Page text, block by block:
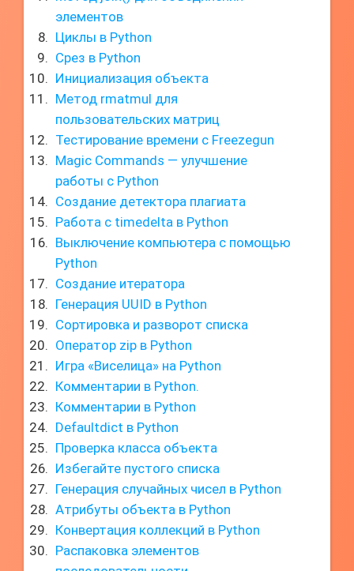
элементов
Циклы в Python
Срез в Python
Инициализация объекта
Метод rmatmul для
пользовательских матриц
Тестирование времени с Freezegun
Magic Commands — улучшение
работы с Python
Создание детектора плагиата
Работа с timedelta в Python
Выключение компьютера с помощью
Python
Создание итератора
Генерация UUID в Python
Сортировка и разворот списка
Оператор zip в Python
Игра «Виселица» на Python
Комментарии в Python.
Комментарии в Python
Defaultdict в Python
Проверка класса объекта
Избегайте пустого списка
Генерация случайных чисел в Python
Атрибуты объекта в Python
Конвертация коллекций в Python
Распаковка элементов